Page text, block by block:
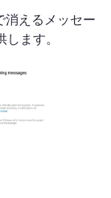
消えるメッセー
ます。